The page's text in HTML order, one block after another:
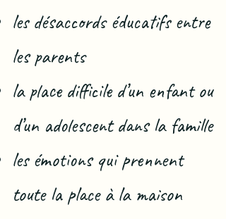
les désaccords éducatifs entre
les parents
la place difficile d’un enfant ou
d’un adolescent dans la famille
les émotions qui prennent
toute la place à la maison